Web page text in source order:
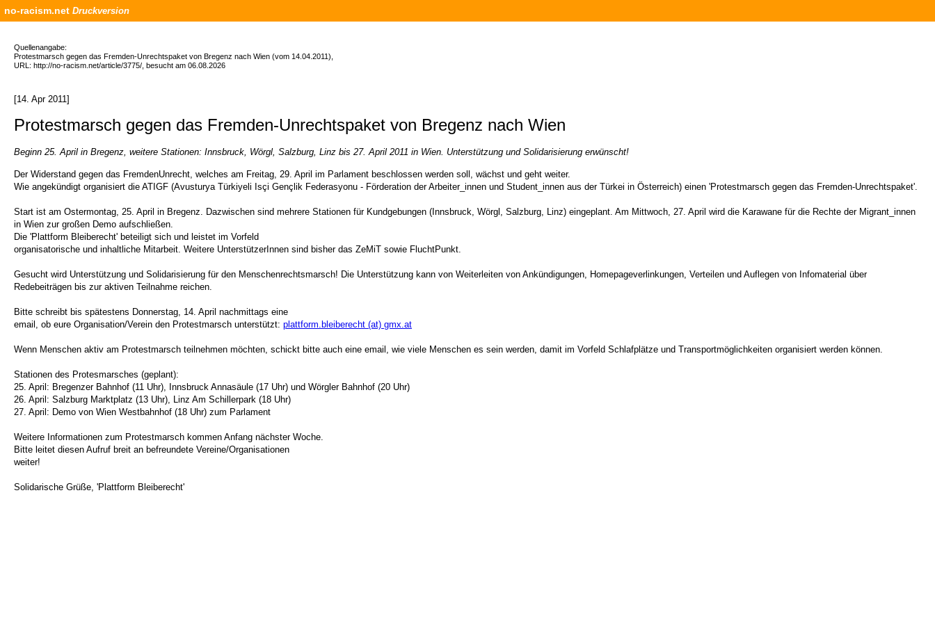
no-racism.net Druckversion
Quellenangabe:
Protestmarsch gegen das Fremden-Unrechtspaket von Bregenz nach Wien (vom 14.04.2011),
URL: http://no-racism.net/article/3775/, besucht am 06.08.2026
[14. Apr 2011]
Protestmarsch gegen das Fremden-Unrechtspaket von Bregenz nach Wien
Beginn 25. April in Bregenz, weitere Stationen: Innsbruck, Wörgl, Salzburg, Linz bis 27. April 2011 in Wien. Unterstützung und Solidarisierung erwünscht!
Der Widerstand gegen das FremdenUnrecht, welches am Freitag, 29. April im Parlament beschlossen werden soll, wächst und geht weiter.
Wie angekündigt organisiert die ATIGF (Avusturya Türkiyeli Isçi Gençlik Federasyonu - Förderation der Arbeiter_innen und Student_innen aus der Türkei in Österreich) einen 'Protestmarsch gegen das Fremden-Unrechtspaket'.
Start ist am Ostermontag, 25. April in Bregenz. Dazwischen sind mehrere Stationen für Kundgebungen (Innsbruck, Wörgl, Salzburg, Linz) eingeplant. Am Mittwoch, 27. April wird die Karawane für die Rechte der Migrant_innen
in Wien zur großen Demo aufschließen.
Die 'Plattform Bleiberecht' beteiligt sich und leistet im Vorfeld
organisatorische und inhaltliche Mitarbeit. Weitere UnterstützerInnen sind bisher das ZeMiT sowie FluchtPunkt.
Gesucht wird Unterstützung und Solidarisierung für den Menschenrechtsmarsch! Die Unterstützung kann von Weiterleiten von Ankündigungen, Homepageverlinkungen, Verteilen und Auflegen von Infomaterial über
Redebeiträgen bis zur aktiven Teilnahme reichen.
Bitte schreibt bis spätestens Donnerstag, 14. April nachmittags eine
email, ob eure Organisation/Verein den Protestmarsch unterstützt: plattform.bleiberecht (at) gmx.at
Wenn Menschen aktiv am Protestmarsch teilnehmen möchten, schickt bitte auch eine email, wie viele Menschen es sein werden, damit im Vorfeld Schlafplätze und Transportmöglichkeiten organisiert werden können.
Stationen des Protesmarsches (geplant):
25. April: Bregenzer Bahnhof (11 Uhr), Innsbruck Annasäule (17 Uhr) und Wörgler Bahnhof (20 Uhr)
26. April: Salzburg Marktplatz (13 Uhr), Linz Am Schillerpark (18 Uhr)
27. April: Demo von Wien Westbahnhof (18 Uhr) zum Parlament
Weitere Informationen zum Protestmarsch kommen Anfang nächster Woche.
Bitte leitet diesen Aufruf breit an befreundete Vereine/Organisationen
weiter!
Solidarische Grüße, 'Plattform Bleiberecht'